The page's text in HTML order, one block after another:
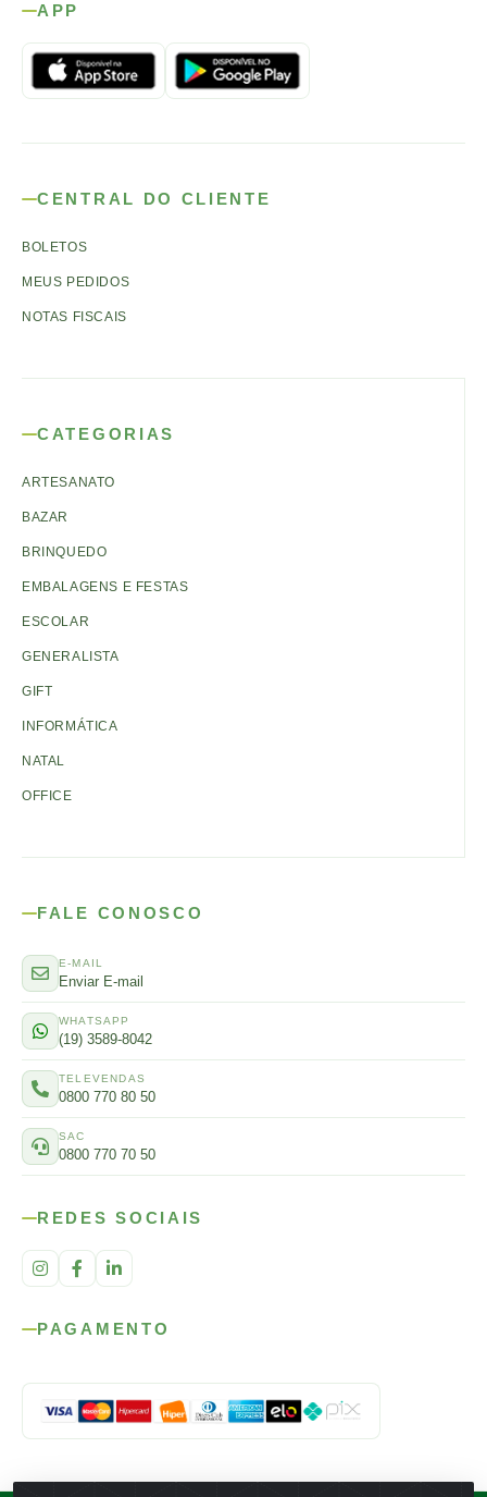
APP
CENTRAL DO CLIENTE
BOLETOS
MEUS PEDIDOS
NOTAS FISCAIS
CATEGORIAS
ARTESANATO
BAZAR
BRINQUEDO
EMBALAGENS E FESTAS
ESCOLAR
GENERALISTA
GIFT
INFORMÁTICA
NATAL
OFFICE
FALE CONOSCO
E-MAIL
Enviar E-mail
WHATSAPP
(19) 3589-8042
TELEVENDAS
0800 770 80 50
SAC
0800 770 70 50
REDES SOCIAIS
PAGAMENTO